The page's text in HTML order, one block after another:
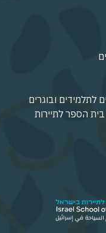
לתלמידים ובוגרים
הספר לתיירות